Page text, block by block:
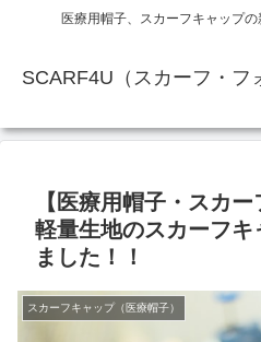
医療用帽子、スカーフキャップ
SCARF4U（スカーフ・フ
【医療用帽子・スカ
軽量生地のスカーフ
ました！！
スカーフキャップ（医療帽子）